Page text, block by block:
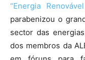
“Energia
parabenizou o
sector das
dos membros da